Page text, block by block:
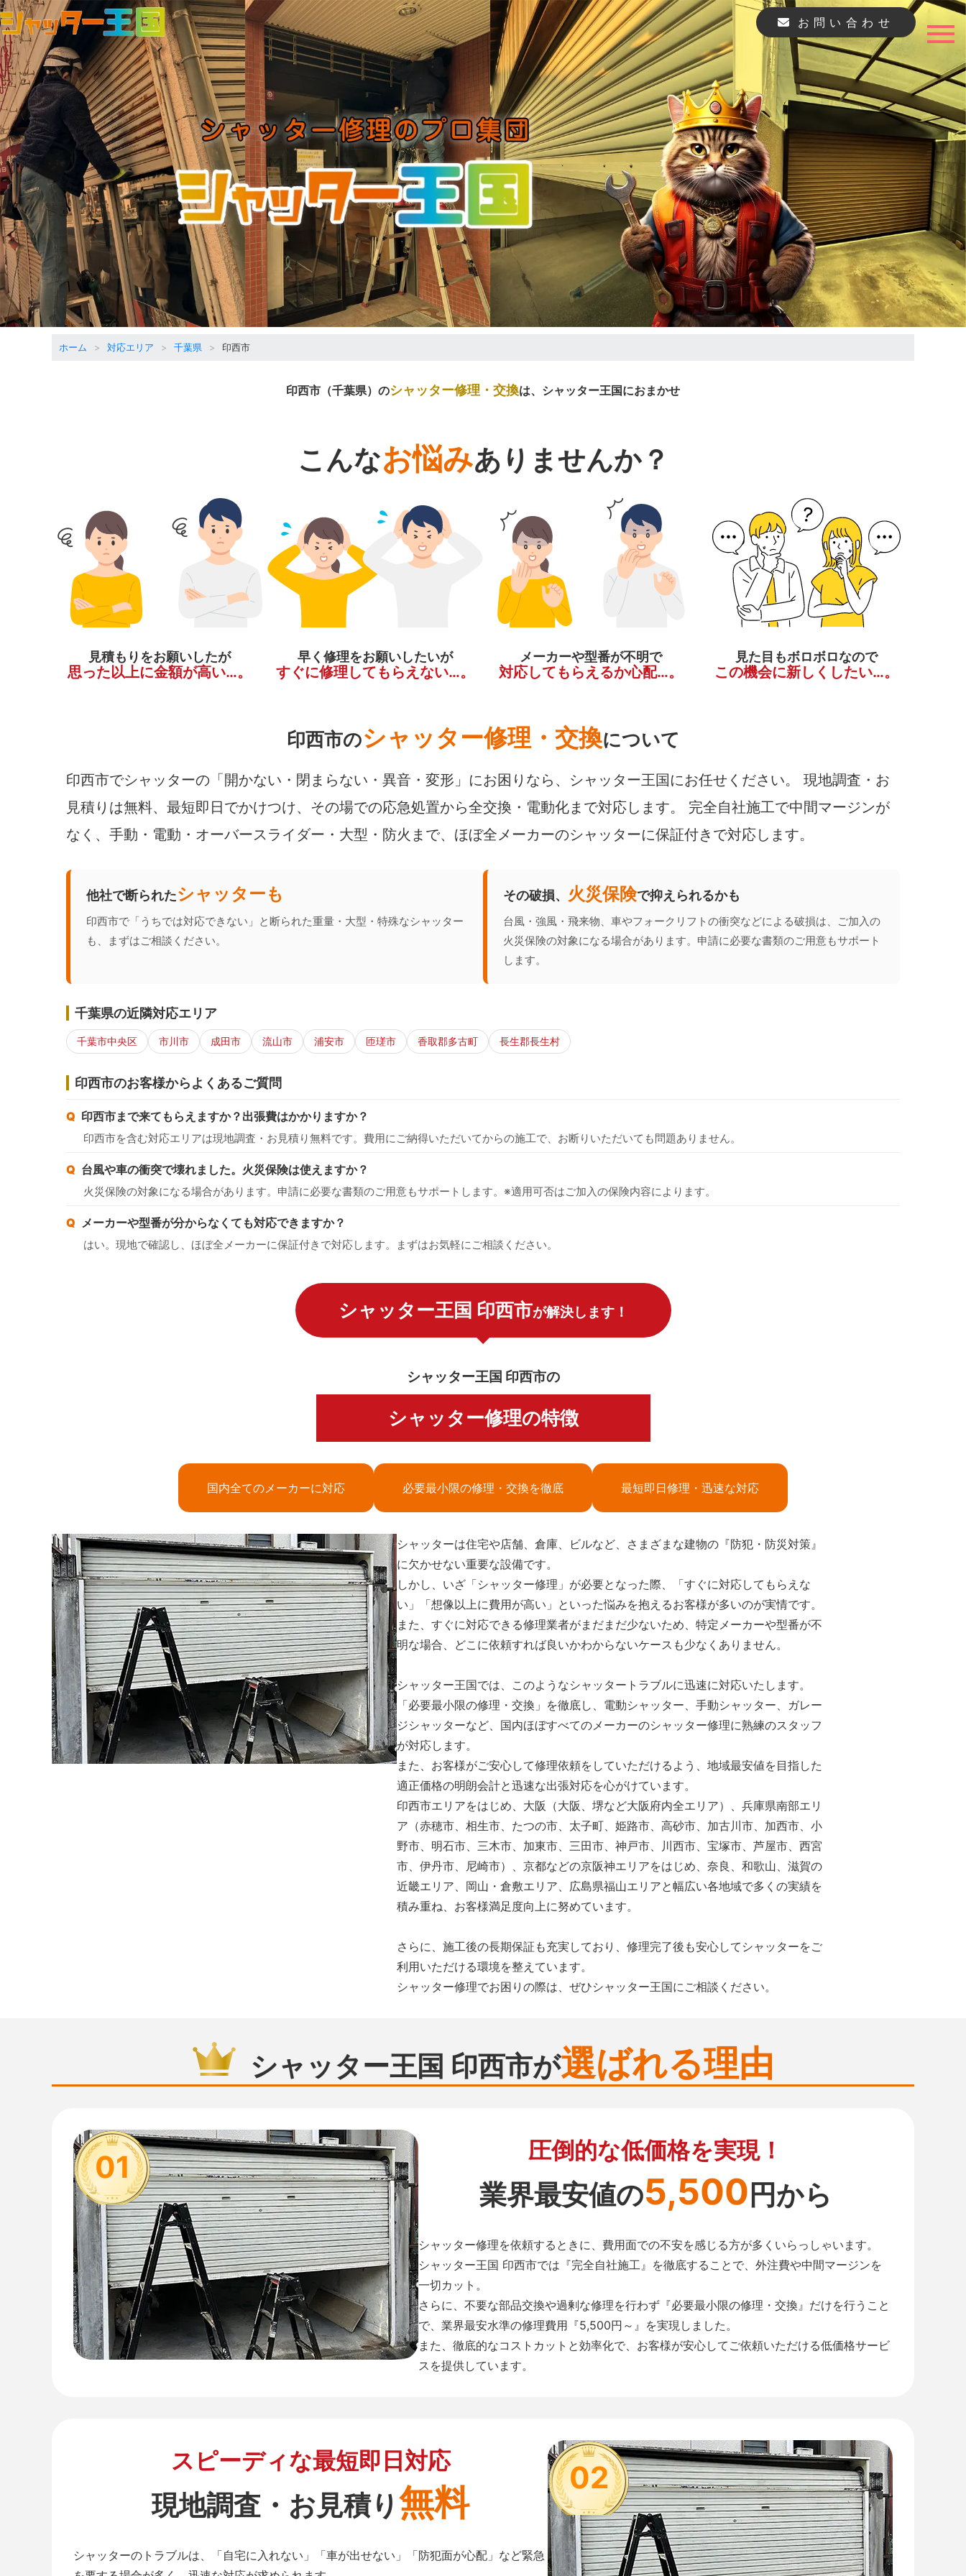
お問い合わせ
ホーム 対応エリア 千葉県 印西市
印西市（千葉県）のシャッター修理・交換は、シャッター王国におまかせ
こんなお悩みありませんか？
見積もりをお願いしたが
思った以上に金額が高い…。
早く修理をお願いしたいが
すぐに修理してもらえない…。
メーカーや型番が不明で
対応してもらえるか心配…。
見た目もボロボロなので
この機会に新しくしたい…。
印西市のシャッター修理・交換について
印西市でシャッターの「開かない・閉まらない・異音・変形」にお困りなら、シャッター王国にお任せください。 現地調査・お
見積りは無料、最短即日でかけつけ、その場での応急処置から全交換・電動化まで対応します。 完全自社施工で中間マージンが
なく、手動・電動・オーバースライダー・大型・防火まで、ほぼ全メーカーのシャッターに保証付きで対応します。
他社で断られたシャッターも
印西市で「うちでは対応できない」と断られた重量・大型・特殊なシャッター
も、まずはご相談ください。
その破損、 火災保険で抑えられるかも
台風・強風・飛来物、車やフォークリフトの衝突などによる破損は、ご加入の
火災保険の対象になる場合があります。申請に必要な書類のご用意もサポート
します。
千葉県の近隣対応エリア
千葉市中央区 市川市 成田市 流山市 浦安市 匝瑳市 香取郡多古町 長生郡長生村
印西市のお客様からよくあるご質問
印西市まで来てもらえますか？出張費はかかりますか？
印西市を含む対応エリアは現地調査・お見積り無料です。費用にご納得いただいてからの施工で、お断りいただいても問題ありません。
台風や車の衝突で壊れました。火災保険は使えますか？
火災保険の対象になる場合があります。申請に必要な書類のご用意もサポートします。※適用可否はご加入の保険内容によります。
メーカーや型番が分からなくても対応できますか？
はい。現地で確認し、ほぼ全メーカーに保証付きで対応します。まずはお気軽にご相談ください。
シャッター王国 印西市が解決します！
シャッター王国 印西市の
シャッター修理の特徴
国内全てのメーカーに対応 必要最小限の修理・交換を徹底 最短即日修理・迅速な対応
シャッターは住宅や店舗、倉庫、ビルなど、さまざまな建物の『防犯・防災対策』
に欠かせない重要な設備です。
しかし、いざ「シャッター修理」が必要となった際、「すぐに対応してもらえな
い」「想像以上に費用が高い」といった悩みを抱えるお客様が多いのが実情です。
また、すぐに対応できる修理業者がまだまだ少ないため、特定メーカーや型番が不
明な場合、どこに依頼すれば良いかわからないケースも少なくありません。
シャッター王国では、このようなシャッタートラブルに迅速に対応いたします。
「必要最小限の修理・交換」を徹底し、電動シャッター、手動シャッター、ガレー
ジシャッターなど、国内ほぼすべてのメーカーのシャッター修理に熟練のスタッフ
が対応します。
また、お客様がご安心して修理依頼をしていただけるよう、地域最安値を目指した
適正価格の明朗会計と迅速な出張対応を心がけています。
印西市エリアをはじめ、大阪（大阪、堺など大阪府内全エリア）、兵庫県南部エリ
ア（赤穂市、相生市、たつの市、太子町、姫路市、高砂市、加古川市、加西市、小
野市、明石市、三木市、加東市、三田市、神戸市、川西市、宝塚市、芦屋市、西宮
市、伊丹市、尼崎市）、京都などの京阪神エリアをはじめ、奈良、和歌山、滋賀の
近畿エリア、岡山・倉敷エリア、広島県福山エリアと幅広い各地域で多くの実績を
積み重ね、お客様満足度向上に努めています。
さらに、施工後の長期保証も充実しており、修理完了後も安心してシャッターをご
利用いただける環境を整えています。
シャッター修理でお困りの際は、ぜひシャッター王国にご相談ください。
シャッター王国 印西市が選ばれる理由
01 圧倒的な低価格を実現！
業界最安値の5,500円から
シャッター修理を依頼するときに、費用面での不安を感じる方が多くいらっしゃいます。
シャッター王国 印西市では『完全自社施工』を徹底することで、外注費や中間マージンを
一切カット。
さらに、不要な部品交換や過剰な修理を行わず『必要最小限の修理・交換』だけを行うこと
で、業界最安水準の修理費用『5,500円～』を実現しました。
また、徹底的なコストカットと効率化で、お客様が安心してご依頼いただける低価格サービ
スを提供しています。
02
スピーディな最短即日対応
現地調査・お見積り無料
シャッターのトラブルは、「自宅に入れない」「車が出せない」「防犯面が心配」など緊急